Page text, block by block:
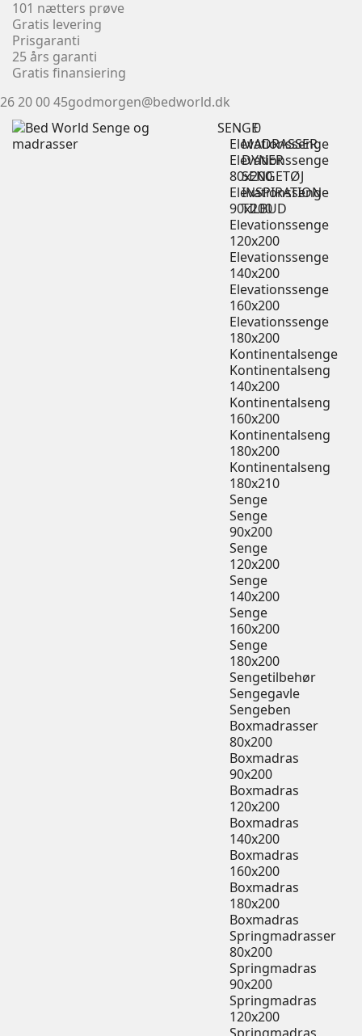
101 nætters prøve
Gratis levering
Prisgaranti
25 års garanti
Gratis finansiering
26 20 00 45godmorgen@bedworld.dk
SENGE
Elevationssenge
Elevationssenge
80x200
Elevationssenge
90x200
Elevationssenge
120x200
Elevationssenge
140x200
Elevationssenge
160x200
Elevationssenge
180x200
Kontinentalsenge
Kontinentalseng
140x200
Kontinentalseng
160x200
Kontinentalseng
180x200
Kontinentalseng
180x210
Senge
Senge
90x200
Senge
120x200
Senge
140x200
Senge
160x200
Senge
180x200
Sengetilbehør
Sengegavle
Sengeben
MADRASSER
Boxmadrasser
80x200
Boxmadras
90x200
Boxmadras
120x200
Boxmadras
140x200
Boxmadras
160x200
Boxmadras
180x200
Boxmadras
Springmadrasser
80x200
Springmadras
90x200
Springmadras
120x200
DYNER
SENGETØJ
INSPIRATION
TILBUD
0